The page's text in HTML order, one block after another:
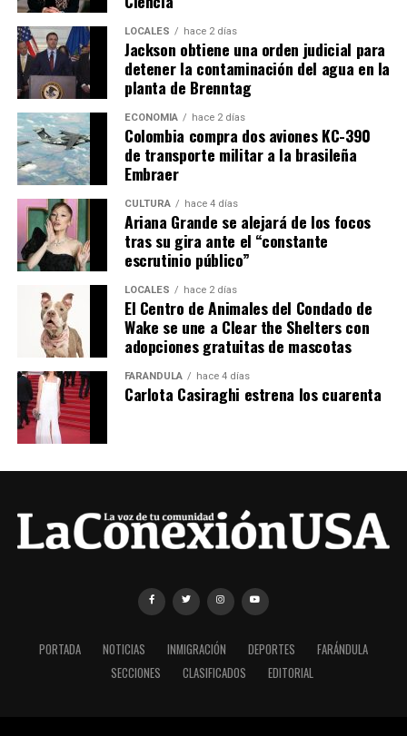
LOCALES hace 2 días
Jackson obtiene una orden judicial para
detener la contaminación del agua en la
planta de Brenntag
ECONOMÍA hace 2 días
Colombia compra dos aviones KC-390
de transporte militar a la brasileña
Embraer
CULTURA hace 4 días
Ariana Grande se alejará de los focos
tras su gira ante el “constante
escrutinio público”
LOCALES hace 2 días
El Centro de Animales del Condado de
Wake se une a Clear the Shelters con
adopciones gratuitas de mascotas
FARÁNDULA hace 4 días
Carlota Casiraghi estrena los cuarenta
PORTADA NOTICIAS INMIGRACIÓN DEPORTES
FARÁNDULA
SECCIONES
CLASIFICADOS EDITORIAL